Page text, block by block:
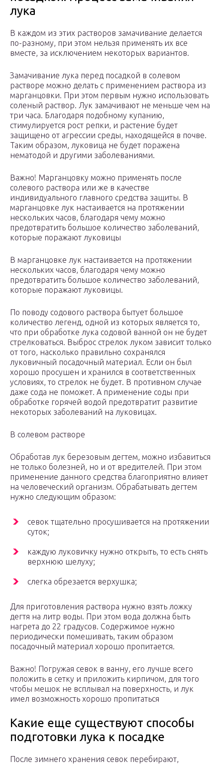
лука
В каждом из этих растворов замачивание делается
по-разному, при этом нельзя применять их все
вместе, за исключением некоторых вариантов.
Замачивание лука перед посадкой в солевом
растворе можно делать с применением раствора из
марганцовки. При этом первым нужно использовать
соленый раствор. Лук замачивают не меньше чем на
три часа. Благодаря подобному купанию,
стимулируется рост репки, и растение будет
защищено от агрессии среды, находящейся в почве.
Таким образом, луковица не будет поражена
нематодой и другими заболеваниями.
Важно! Марганцовку можно применять после
солевого раствора или же в качестве
индивидуального главного средства защиты. В
марганцовке лук настаивается на протяжении
нескольких часов, благодаря чему можно
предотвратить большое количество заболеваний,
которые поражают луковицы
В марганцовке лук настаивается на протяжении
нескольких часов, благодаря чему можно
предотвратить большое количество заболеваний,
которые поражают луковицы.
По поводу содового раствора бытует большое
количество легенд, одной из которых является то,
что при обработке лука содовой ванной он не будет
стрелковаться. Выброс стрелок луком зависит только
от того, насколько правильно сохранялся
луковичный посадочный материал. Если он был
хорошо просушен и хранился в соответственных
условиях, то стрелок не будет. В противном случае
даже сода не поможет. А применение соды при
обработке горячей водой предотвратит развитие
некоторых заболеваний на луковицах.
В солевом растворе
Обработав лук березовым дегтем, можно избавиться
не только болезней, но и от вредителей. При этом
применение данного средства благоприятно влияет
на человеческий организм. Обрабатывать дегтем
нужно следующим образом:
севок тщательно просушивается на протяжении
суток;
каждую луковичку нужно открыть, то есть снять
верхнюю шелуху;
слегка обрезается верхушка;
Для приготовления раствора нужно взять ложку
дегтя на литр воды. При этом вода должна быть
нагрета до 22 градусов. Содержимое нужно
периодически помешивать, таким образом
посадочный материал хорошо пропитается.
Важно! Погружая севок в ванну, его лучше всего
положить в сетку и приложить кирпичом, для того
чтобы мешок не всплывал на поверхность, и лук
имел возможность хорошо пропитаться
Какие еще существуют способы
подготовки лука к посадке
После зимнего хранения севок перебирают,